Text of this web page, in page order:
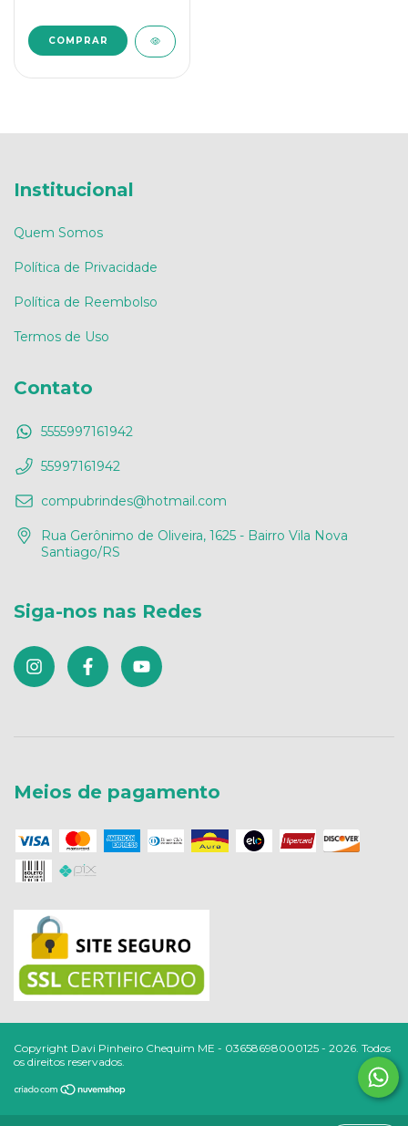
COMPRAR
Institucional
Quem Somos
Política de Privacidade
Política de Reembolso
Termos de Uso
Contato
5555997161942
55997161942
compubrindes@hotmail.com
Rua Gerônimo de Oliveira, 1625 - Bairro Vila Nova
Santiago/RS
Siga-nos nas Redes
Meios de pagamento
Copyright Davi Pinheiro Chequim ME - 03658698000125 - 2026. Todos
os direitos reservados.